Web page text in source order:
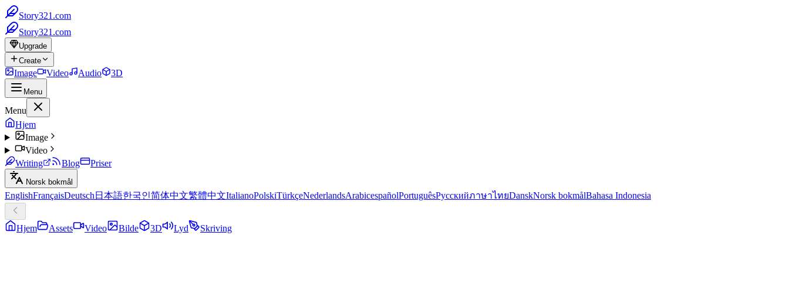
Story321.com
Story321.com
Upgrade
Create
Image Video Audio 3D
Menu
Menu
Hjem
Image
Video
Writing
Blog Priser
Norsk bokmål
EnglishFrançaisDeutsch 日本語한국인简体中文繁體中文ItalianoPolskiTürkçeNederlandsArabicespañolPortuguêsРусскийภาษาไทยDanskNorsk bokmålBahasa Indonesia
Hjem Assets Video Bilde 3D Lyd Skriving